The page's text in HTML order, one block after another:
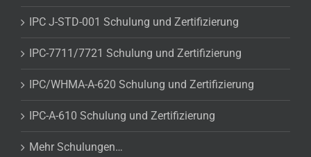
IPC J-STD-001 Schulung und Zertifizierung
IPC-7711/7721 Schulung und Zertifizierung
IPC/WHMA-A-620 Schulung und Zertifizierung
IPC-A-610 Schulung und Zertifizierung
Mehr Schulungen…